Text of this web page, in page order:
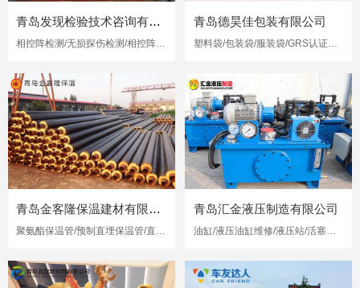
青岛发现检验技术咨询有限公司
相控阵检测/无损探伤检测/相控阵超声检测
青岛德昊佳包装有限公司
塑料袋/包装袋/服装袋/GRS认证再生塑料袋
青岛金客隆保温建材有限公司
聚氨酯保温管/预制直埋保温管/直埋保温管
青岛汇金液压制造有限公司
油缸/液压油缸维修/液压站/活塞杆修复